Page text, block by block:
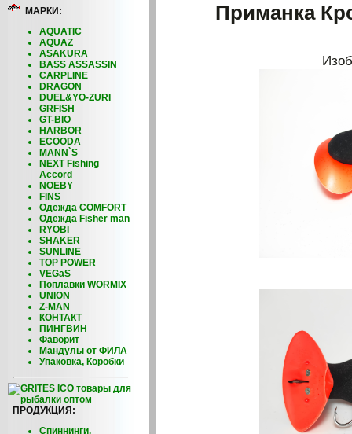
МАРКИ:
AQUATIC
AQUAZ
ASAKURA
BASS ASSASSIN
CARPLINE
DRAGON
DUEL&YO-ZURI
GRFISH
GT-BIO
HARBOR
ECOODA
MANN`S
NEXT Fishing
Accord
NOEBY
FINS
Одежда COMFORT
Одежда Fisher man
RYOBI
SHAKER
SUNLINE
TOP POWER
VEGaS
Поплавки WORMIX
UNION
Z-MAN
КОНТАКТ
ПИНГВИН
Фаворит
Мандулы от ФИЛА
Упаковка, Коробки
ПРОДУКЦИЯ:
Спиннинги,
Приманка